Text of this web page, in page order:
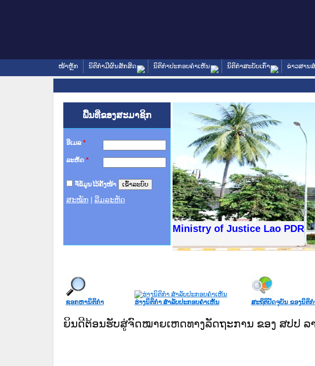
ໜ້າຫຼັກ ນິຕິກໍາມີຜົນສັກສິດ ນິຕິກໍາປະກອບຄໍາເຫັນ ນິຕິກໍາສະບັບເກົ່າ ຂ່າວສານ
ພື້ນທີ່ຂອງສະມາຊິກ
ອີເມລ *
ລະຫັດ *
ຈື່ຂໍ້ມູນໄວ້ຄັ້ງໜ້າ
ສະໝັກ ລືມລະຫັດ
Ministry of Justice Lao PDR
ານສະພາປະຊາຊົນ ພາກເໜືອ
ທາງລັດຖະການ
ສຳລັບ ພາກກາງ
ສຳລັບ ພາກໃຕ້
ວິທະຍາຄານຕຳຫຼວດປະຊາຊົນ
ວິທະຍາຄານສັນຕິບານປະຊາຊົນ
ຂັ້ນແຂວງພາກເໜືອ
ານສະພາປະຊາຊົນ ພາກກາງ
ຊອກຫານິຕິກໍາ ຮ່າງນິຕິກໍາ ສໍາລັບປະກອບຄໍາເຫັນ ສະຖິຕິປັດຈຸບັນ ຂອງນິຕິກໍ
ຍິນດີຕ້ອນຮັບສູ່ຈົດໝາຍເຫດທາງລັດຖະການ ຂອງ ສປປ ລ